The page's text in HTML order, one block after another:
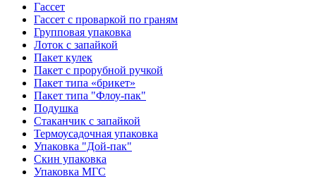
Гассет
Гассет с проваркой по граням
Групповая упаковка
Лоток с запайкой
Пакет кулек
Пакет с прорубной ручкой
Пакет типа «брикет»
Пакет типа "Флоу-пак"
Подушка
Стаканчик с запайкой
Термоусадочная упаковка
Упаковка "Дой-пак"
Скин упаковка
Упаковка МГС